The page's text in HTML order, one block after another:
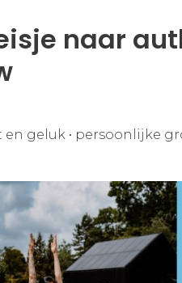
naar
en geluk • persoonlijke